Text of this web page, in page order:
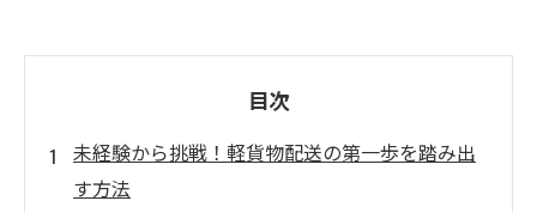
目次
未経験から挑戦！軽貨物配送の第一歩を踏み出
す方法